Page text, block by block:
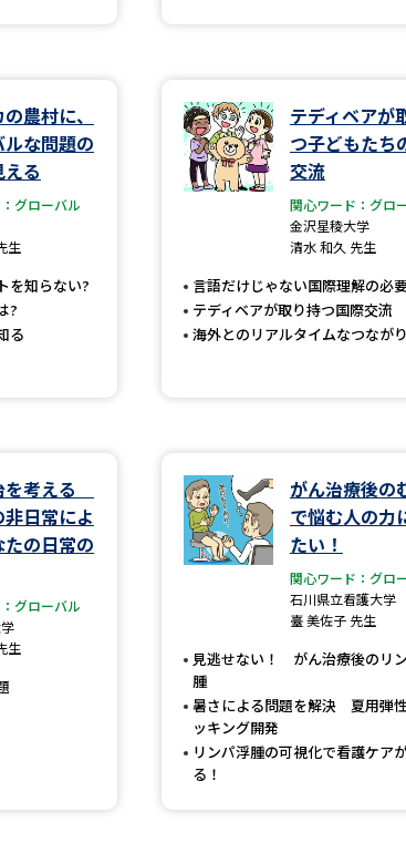
来場型・Web型イベント特集
受験準備
志望校・出願校を調べる
受験スケジュールを立てよう
学問発見
大学で学びたい学問発見
学問のミニ講義「夢ナビ講義」 学問分野
ユーザーサポート
Ｑ＆Ａ よくあるご質問
農村に、
な問題の
る
グローバル
生
を知らない?
?
る
テディベアが
つ子どもたち
交流
関心ワード：グロ
金沢星稜大学
清水 和久 先生
言語だけじゃない国際理解の必
テディベアが取り持つ国際交流
海外とのリアルタイムなつながり
を考える
日常によ
の日常の
グローバル
生
がん治療後の
で悩む人の力
たい！
関心ワード：グロ
石川県立看護大学
臺 美佐子 先生
見逃せない！ がん治療後のリ
腫
暑さによる問題を解決 夏用弾
ッキング開発
リンパ浮腫の可視化で看護ケア
る！